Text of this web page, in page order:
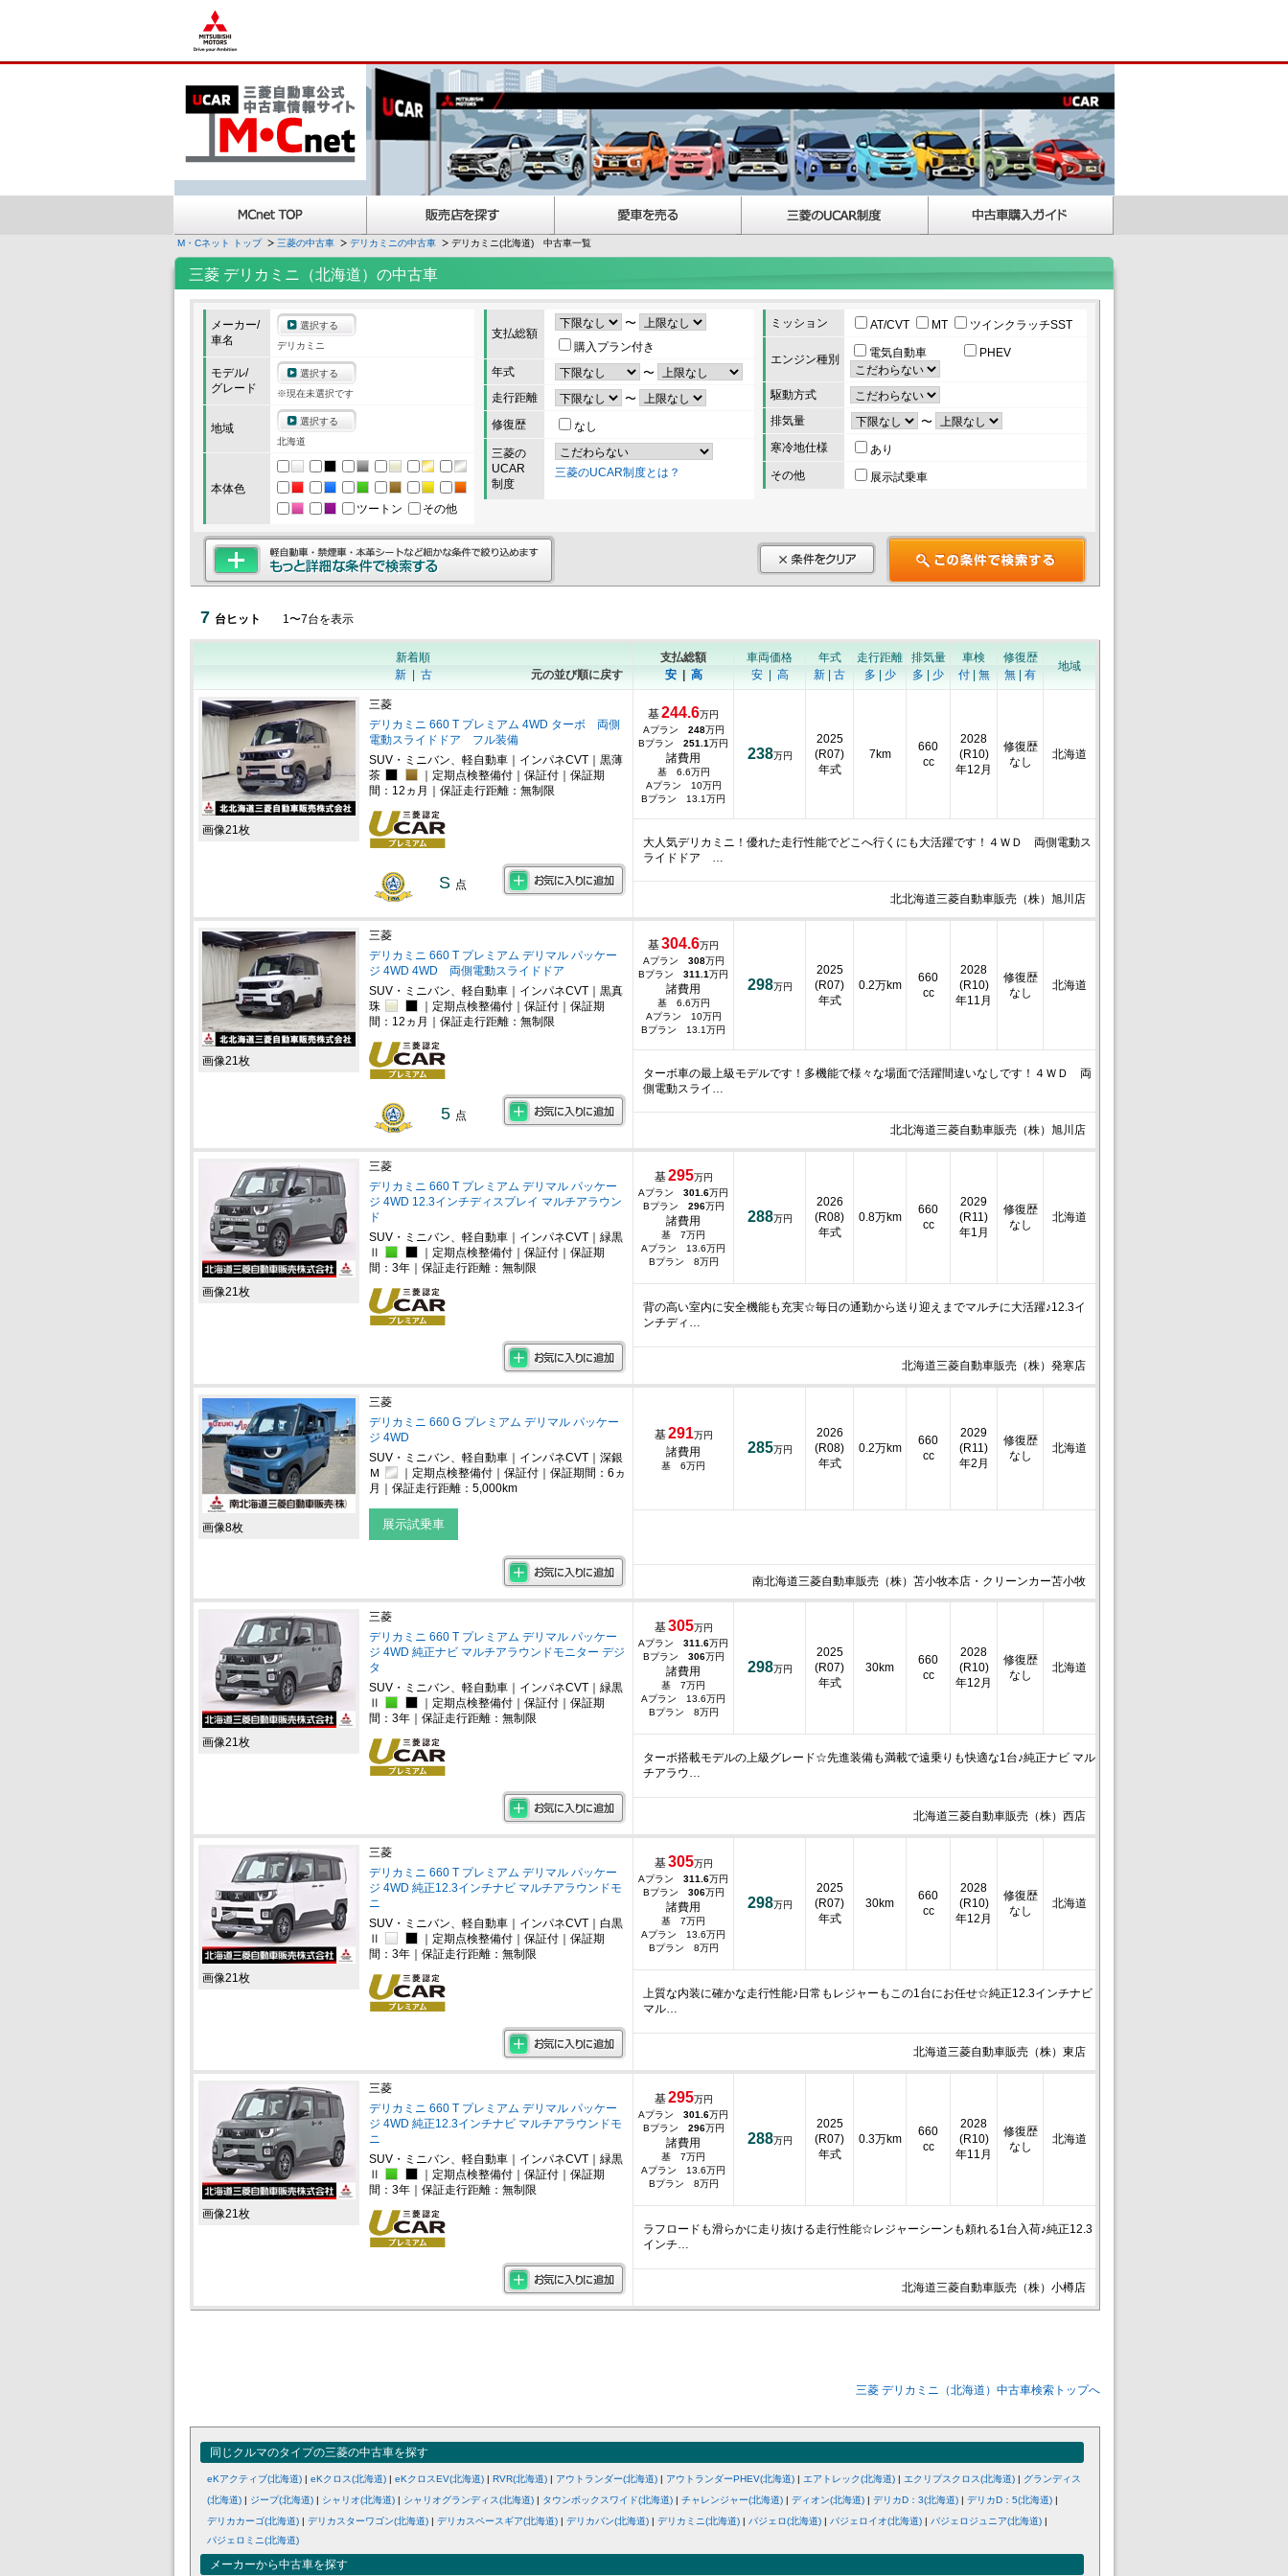
M・Cネット トップ 三菱の中古車 デリカミニの中古車 デリカミニ(北海道) 中古車一覧
三菱 デリカミニ（北海道）の中古車
メーカー/
車名
選択する
デリカミニ
モデル/
グレード
選択する
※現在未選択です
地域
選択する
北海道
本体色
ツートン
その他
支払総額
〜
購入プラン付き
年式
〜
走行距離
〜
修復歴
なし
三菱の
UCAR
制度
三菱のUCAR制度とは？
ミッション AT/CVT MT ツインクラッチSST
エンジン種別 電気自動車 PHEV
駆動方式
排気量
〜
寒冷地仕様
あり
その他
展示試乗車
7 台ヒット 1〜7台を表示
新着順
新| 古 元の並び順に戻す
支払総額
安| 高
車両価格
安| 高
年式
新
古
走行距離
多
少
排気量
多
少
車検
付| 無
修復歴
無
有
地域
画像21枚
三菱
デリカミニ 660 T プレミアム 4WD ターボ 両側
電動スライドドア フル装備
SUV・ミニバン、軽自動車｜インパネCVT｜黒薄
茶
｜定期点検整備付｜保証付｜保証期
間：12ヵ月｜保証走行距離：無制限
S 点
基244.6万円
Aプラン 248万円
Bプラン 251.1万円
諸費用
基 6.6万円
Aプラン 10万円
Bプラン 13.1万円
238万円
2025
(R07)
年式
7km
660
cc
2028
(R10)
年12月
修復歴
なし
北海道
大人気デリカミニ！優れた走行性能でどこへ行くにも大活躍です！４ＷＤ 両側電動ス
ライドドア …
北北海道三菱自動車販売（株）旭川店
画像21枚
三菱
デリカミニ 660 T プレミアム デリマル パッケー
ジ 4WD 4WD 両側電動スライドドア
SUV・ミニバン、軽自動車｜インパネCVT｜黒真
珠
｜定期点検整備付｜保証付｜保証期
間：12ヵ月｜保証走行距離：無制限
5 点
基304.6万円
Aプラン 308万円
Bプラン 311.1万円
諸費用
基 6.6万円
Aプラン 10万円
Bプラン 13.1万円
298万円
2025
(R07)
年式
0.2万km
660
cc
2028
(R10)
年11月
修復歴
なし
北海道
ターボ車の最上級モデルです！多機能で様々な場面で活躍間違いなしです！４ＷＤ 両
側電動スライ…
北北海道三菱自動車販売（株）旭川店
画像21枚
三菱
デリカミニ 660 T プレミアム デリマル パッケー
ジ 4WD 12.3インチディスプレイ マルチアラウン
ド
SUV・ミニバン、軽自動車｜インパネCVT｜緑黒
Ⅱ
｜定期点検整備付｜保証付｜保証期
間：3年｜保証走行距離：無制限
基295万円
Aプラン 301.6万円
Bプラン 296万円
諸費用
基 7万円
Aプラン 13.6万円
Bプラン 8万円
288万円
2026
(R08)
年式
0.8万km
660
cc
2029
(R11)
年1月
修復歴
なし
北海道
背の高い室内に安全機能も充実☆毎日の通勤から送り迎えまでマルチに大活躍♪12.3イ
ンチディ…
北海道三菱自動車販売（株）発寒店
画像8枚
三菱
デリカミニ 660 G プレミアム デリマル パッケー
ジ 4WD
SUV・ミニバン、軽自動車｜インパネCVT｜深銀
Ｍ
｜定期点検整備付｜保証付｜保証期間：6ヵ
月｜保証走行距離：5,000km
展示試乗車
基291万円
諸費用
基 6万円
285万円
2026
(R08)
年式
0.2万km
660
cc
2029
(R11)
年2月
修復歴
なし
北海道
南北海道三菱自動車販売（株）苫小牧本店・クリーンカー苫小牧
画像21枚
三菱
デリカミニ 660 T プレミアム デリマル パッケー
ジ 4WD 純正ナビ マルチアラウンドモニター デジ
タ
SUV・ミニバン、軽自動車｜インパネCVT｜緑黒
Ⅱ
｜定期点検整備付｜保証付｜保証期
間：3年｜保証走行距離：無制限
基305万円
Aプラン 311.6万円
Bプラン 306万円
諸費用
基 7万円
Aプラン 13.6万円
Bプラン 8万円
298万円
2025
(R07)
年式
30km
660
cc
2028
(R10)
年12月
修復歴
なし
北海道
ターボ搭載モデルの上級グレード☆先進装備も満載で遠乗りも快適な1台♪純正ナビ マル
チアラウ…
北海道三菱自動車販売（株）西店
画像21枚
三菱
デリカミニ 660 T プレミアム デリマル パッケー
ジ 4WD 純正12.3インチナビ マルチアラウンドモ
ニ
SUV・ミニバン、軽自動車｜インパネCVT｜白黒
Ⅱ
｜定期点検整備付｜保証付｜保証期
間：3年｜保証走行距離：無制限
基305万円
Aプラン 311.6万円
Bプラン 306万円
諸費用
基 7万円
Aプラン 13.6万円
Bプラン 8万円
298万円
2025
(R07)
年式
30km
660
cc
2028
(R10)
年12月
修復歴
なし
北海道
上質な内装に確かな走行性能♪日常もレジャーもこの1台にお任せ☆純正12.3インチナビ
マル…
北海道三菱自動車販売（株）東店
画像21枚
三菱
デリカミニ 660 T プレミアム デリマル パッケー
ジ 4WD 純正12.3インチナビ マルチアラウンドモ
ニ
SUV・ミニバン、軽自動車｜インパネCVT｜緑黒
Ⅱ
｜定期点検整備付｜保証付｜保証期
間：3年｜保証走行距離：無制限
基295万円
Aプラン 301.6万円
Bプラン 296万円
諸費用
基 7万円
Aプラン 13.6万円
Bプラン 8万円
288万円
2025
(R07)
年式
0.3万km
660
cc
2028
(R10)
年11月
修復歴
なし
北海道
ラフロードも滑らかに走り抜ける走行性能☆レジャーシーンも頼れる1台入荷♪純正12.3
インチ…
北海道三菱自動車販売（株）小樽店
三菱 デリカミニ（北海道）中古車検索トップへ
同じクルマのタイプの三菱の中古車を探す
eKアクティブ(北海道) | eKクロス(北海道) | eKクロスEV(北海道) | RVR(北海道) | アウトランダー(北海道) | アウトランダーPHEV(北海道) | エアトレック(北海道) | エクリプスクロス(北海道) | グランディス
(北海道) | ジープ(北海道) | シャリオ(北海道) | シャリオグランディス(北海道) | タウンボックスワイド(北海道) | チャレンジャー(北海道) | ディオン(北海道) | デリカD：3(北海道) | デリカD：5(北海道) |
デリカカーゴ(北海道) | デリカスターワゴン(北海道) | デリカスペースギア(北海道) | デリカバン(北海道) | デリカミニ(北海道) | パジェロ(北海道) | パジェロイオ(北海道) | パジェロジュニア(北海道) |
パジェロミニ(北海道)
メーカーから中古車を探す